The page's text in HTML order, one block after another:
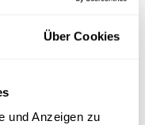
Über Cookies
und Anzeigen zu